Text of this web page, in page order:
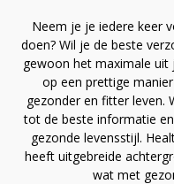
Neem je je iedere keer
doen? Wil je de beste
gewoon het maximale uit
op een prettige
gezonder en fitter leven.
tot de beste informatie
gezonde levensstijl.
heeft uitgebreide
wat met